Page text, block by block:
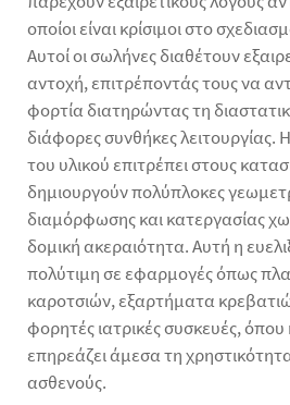
οποίοι είναι κρίσιμοι στο
Αυτοί οι σωλήνες διαθέτουν
αντοχή, επιτρέποντάς τους να
φορτία διατηρώντας τη
διάφορες συνθήκες λειτουργίας.
του υλικού επιτρέπει στους
δημιουργούν πολύπλοκες
διαμόρφωσης και κατεργασίας
δομική ακεραιότητα. Αυτή η
πολύτιμη σε εφαρμογές όπως
καροτσιών, εξαρτήματα
φορητές ιατρικές συσκευές,
επηρεάζει άμεσα τη
ασθενούς.